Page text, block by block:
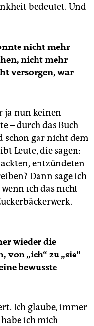
bedeutet. Und
nicht mehr
nicht mehr
versorgen, war
ja nun keinen
– durch das Buch
gar nicht dem
Leute, die sagen:
entzündeten
Dann sage ich
ich das nicht
wieder die
von „ich“ zu „sie“
bewusste
Ich glaube, immer
ich mich